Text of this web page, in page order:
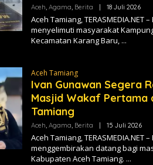
Aceh, Agama, Berita 18 Juli 2026O
L
E
H
M
E
D
Aceh Tamiang, TERASMEDIA.NET
menyelimuti masyarakat
Kecamatan Karang Baru,
Aceh Tamiang
Ivan Gunawan Segera
Masjid Wakaf Pertama
Tamiang
Aceh, Agama, Berita 15 Juli 2026O
L
E
H
Aceh Tamiang, TERASMEDIA.NET
menggembirakan datang bagi
Kabupaten Aceh Tamiang.